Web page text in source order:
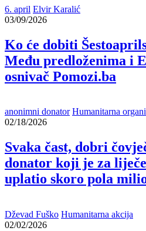
6. april Elvir Karalić
03/09/2026
Ko će dobiti
Među predloženima i
osnivač Pomozi.ba
anonimni donator Humanitarna
02/18/2026
Svaka čast, dobri
donator koji je za
uplatio skoro pola
Dževad Fuško Humanitarna akcija
02/02/2026